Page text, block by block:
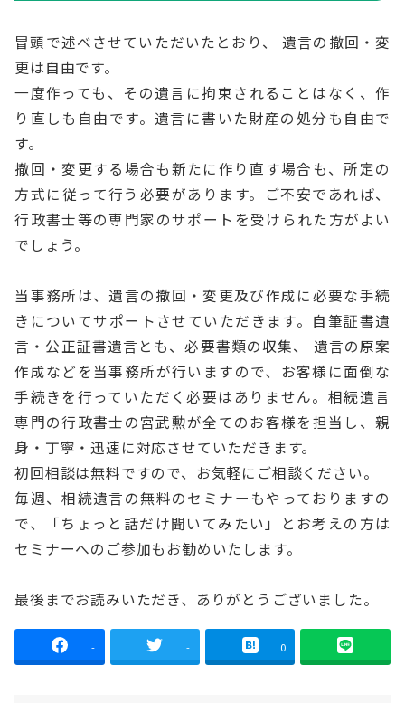
冒頭で述べさせていただいたとおり、 遺言の撤回・変
更は自由です。
一度作っても、その遺言に拘束されることはなく、作
り直しも自由です。遺言に書いた財産の処分も自由で
す。
撤回・変更する場合も新たに作り直す場合も、所定の
方式に従って行う必要があります。ご不安であれば、
行政書士等の専門家のサポートを受けられた方がよい
でしょう。
当事務所は、遺言の撤回・変更及び作成に必要な手続
きについてサポートさせていただきます。自筆証書遺
言・公正証書遺言とも、必要書類の収集、 遺言の原案
作成などを当事務所が行いますので、お客様に面倒な
手続きを行っていただく必要はありません。相続遺言
専門の行政書士の宮武勲が全てのお客様を担当し、親
身・丁寧・迅速に対応させていただきます。
初回相談は無料ですので、お気軽にご相談ください。
毎週、相続遺言の無料のセミナーもやっておりますの
で、「ちょっと話だけ聞いてみたい」とお考えの方は
セミナーへのご参加もお勧めいたします。
最後までお読みいただき、ありがとうございました。
- - 0